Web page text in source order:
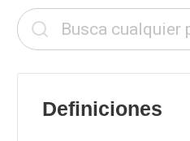
Definiciones